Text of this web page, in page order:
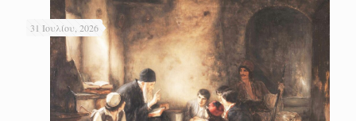
31 Ιουλίου, 2026